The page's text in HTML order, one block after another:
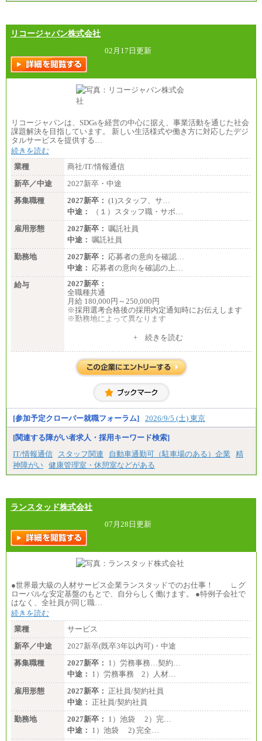
リコージャパン株式会社
02月17日更新
リコージャパンは、SDGsを経営の中心に据え、事業活動を通じた社会
課題解決を目指しています。 新しい生活様式や働き方に対応したデジ
タルサービスを提供する…
続きを読む
業種
商社/IT/情報通信
新卒／中途
2027新卒・中途
募集職種
2027新卒： (1)スタッフ、サ…
中途：
（１）スタッフ職・サポ…
雇用形態
2027新卒： 嘱託社員
中途： 嘱託社員
勤務地
2027新卒： 応募者の意向を確認…
中途： 応募者の意向を確認の上…
給与
2027新卒：
全職種共通
月給 180,000円～250,000円
※採用選考合格後の採用内定通知時にお伝えします
※勤務地によって異なります
月給 200,000円～250,000円
入社時の処遇は経験・能力を考慮の上、当社規程に
より決定します。
お伝えします。
+ 続きを読む
[参加予定クローバー就職フォーラム] 2026/9/5 (土) 東京
[関連する障がい者求人・採用キーワード検索]
IT/情報通信
スタッフ関連 自動車通勤可（駐車場のある）企業
精
神障がい 健康管理室・休憩室などがある
ランスタッド株式会社
07月28日更新
●世界最大級の人材サービス企業ランスタッドでのお仕事！ ∟グ
ローバルな安定基盤のもとで、自分らしく働けます。 ●特例子会社で
はなく、全社員が同じ職…
続きを読む
業種
サービス
新卒／中途
2027新卒(既卒3年以内可)・中途
募集職種
2027新卒： 1）労務事務…契約…
中途： 1）労務事務 2）人材…
雇用形態
2027新卒： 正社員/契約社員
中途： 正社員/契約社員
勤務地
2027新卒： 1）池袋 2）完…
中途： 1）池袋 2) 完全…